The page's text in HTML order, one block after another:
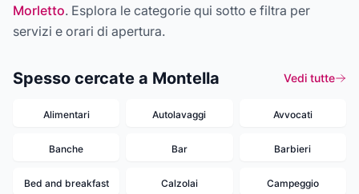
Morletto. Esplora le categorie qui sotto e filtra per
servizi e orari di apertura.
Spesso cercate a Montella Vedi tutte
Alimentari Autolavaggi Avvocati
Banche Bar Barbieri
Bed and breakfast Calzolai Campeggio